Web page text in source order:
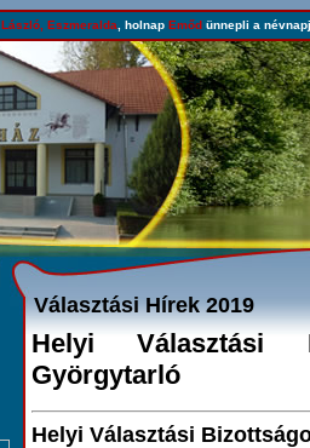
László, Eszmeralda , holnap Emőd ünnepli a
Választási Hírek 2019
Helyi Választási
Györgytarló
Helyi Választási